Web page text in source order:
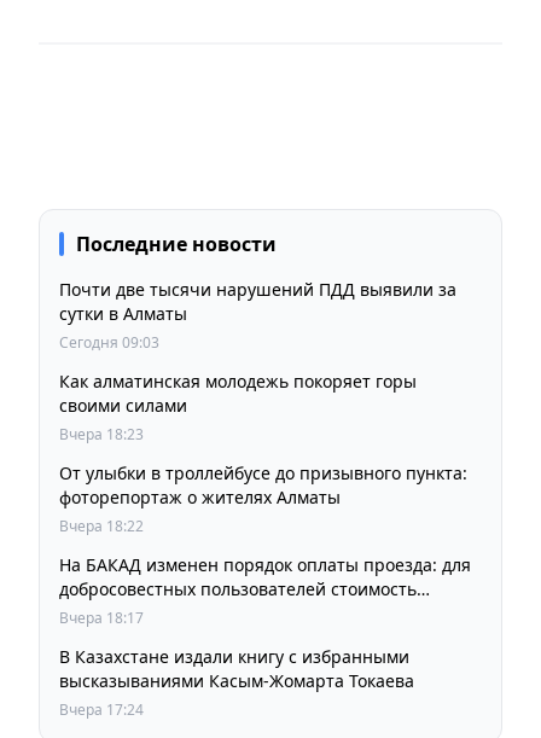
Последние новости
Почти две тысячи нарушений ПДД выявили за
сутки в Алматы
Сегодня 09:03
Как алматинская молодежь покоряет горы
своими силами
Вчера 18:23
От улыбки в троллейбусе до призывного пункта:
фоторепортаж о жителях Алматы
Вчера 18:22
На БАКАД изменен порядок оплаты проезда: для
добросовестных пользователей стоимость
остается прежней
Вчера 18:17
В Казахстане издали книгу с избранными
высказываниями Касым-Жомарта Токаева
Вчера 17:24